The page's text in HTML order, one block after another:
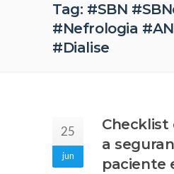
Tag: #SBN
#Nefrologia
#Dialise
25
jun
Checklist
a
paciente